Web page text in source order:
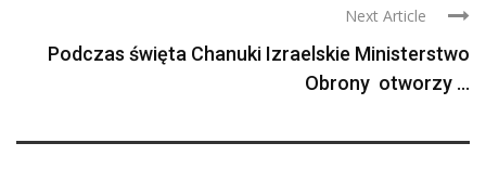
Next Article
Podczas święta Chanuki Izraelskie Ministerstwo
Obrony otworzy ...